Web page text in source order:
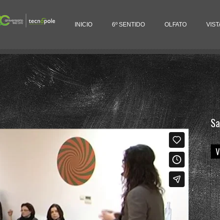
Lo último
Pudding al aroma de buena
reputación corporativa. Sandra
Rodríguez.
La innovación ha de
principal en
cualquier...
noviembre 13, 2012
Nube de Etiquetas
Aeronáutico Airbus Captación
Centro
Tecnológico Costes Desarrollo
Duradero
Empresarios
Energías Renovables
Equipo
Facturación Farolas Fiable Geotermia
I+D Ideas Ikea Ingeniería
innovación
Internacionalización Investigación Jóvenes
Liderazgo
Mejoras productivas
Mercados
Metrología
mundo del coaching
Nanotecnología Normalización
Objetivo
Oportunidades
Os X de
Patrones Personas Referencia
resultados
Robotización
Servicios
Supervivencia TEDTEDx
INICIO 6º SENTIDO OLFATO